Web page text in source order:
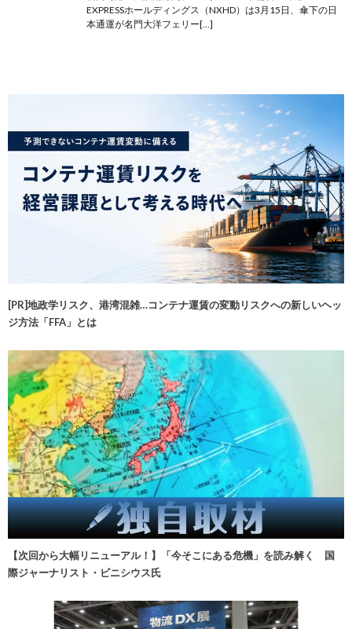
EXPRESSホールディングス（NXHD）は3月15日、傘下の日
本通運が名門大洋フェリー[…]
[PR]地政学リスク、港湾混雑…コンテナ運賃の変動リスクへの新しいヘッ
ジ方法「FFA」とは
【次回から大幅リニューアル！】「今そこにある危機」を読み解く 国
際ジャーナリスト・ビニシウス氏